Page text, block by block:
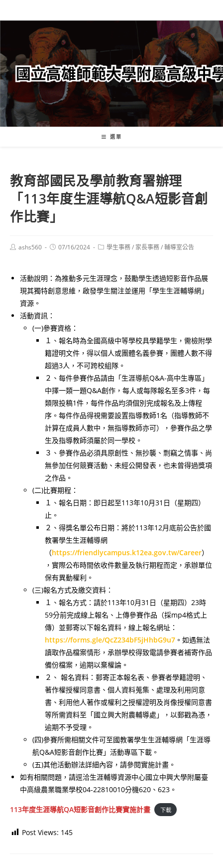
轉
要
內
容
選單
教育部國民及學前教育署辦理
「113年度生涯導航Q&A短影音創
作比賽」
Postashs560
Post07/16/2024
Post學生事務/ 家長事務/輔導室公告
活動說明：為推動多元生涯理念，鼓勵學生透過短影音作品展
現其獨特創意思維，啟發學生關注並運用「學生生涯輔導網」
資源。
活動資訊：
(一)參賽資格：
１、報名時為全國高級中等學校具學籍學生，需檢附學
籍證明文件，得以個人或團體名義參賽，團體人數不得
超過3人，不可跨校組隊。
２、每件參賽作品請由「生涯導航Q&A-高中生專區」
中擇一類一題Q&A創作，每人或每隊報名至多3件，每
類限投稿1件，每件作品均須個別完成報名及上傳程
序。每件作品得視需要設置指導教師1名（指導教師不
計算在成員人數中，無指導教師亦可），參賽作品之學
生及指導教師須屬於同一學校。
３、參賽作品必須具原創性、無抄襲、剽竊之情事、尚
無參加任何競賽活動、未經公開發表，也未曾得過獎項
之作品。
(二)比賽期程：
１、報名日期：即日起至113年10月31日（星期四）
止。
２、得獎名單公布日期：將於113年12月底前公告於國
教署學生生涯輔導網
（https://friendlycampus.k12ea.gov.tw/Career）
，實際公布時間依收件數量及執行期程而定，承辦單位
保有異動權利。
(三)報名方式及繳交資料：
１、報名方式：請於113年10月31日（星期四）23時
59分前完成線上報名、上傳參賽作品（採mp4格式上
傳）並郵寄以下報名資料，線上報名網址：
https://forms.gle/QcZ234bF5jHhbG9u7 。如遇無法
讀取作品檔案情形，承辦學校得致電請參賽者補寄作品
備份檔案，逾期以棄權論。
２、 報名資料：郵寄正本報名表、參賽者學籍證明、
著作權授權同意書、個人資料蒐集、處理及利用同意
書、利用他人著作或權利之授權證明及肖像授權同意書
等所需資料至「國立興大附農輔導處」，以郵戳為憑，
逾期不予受理。
(四)參賽所需相關文件可至國教署學生生涯輔導網「生涯導
航Q&A短影音創作比賽」活動專區下載。
(五)其他活動辦法詳細內容，請參閱實施計畫。
如有相關問題，請逕洽生涯輔導資源中心國立中興大學附屬臺
中高級農業職業學校04-22810010分機620、623。
113年度生涯導航QA短影音創作比賽實施計畫 下載
Post Views: 145